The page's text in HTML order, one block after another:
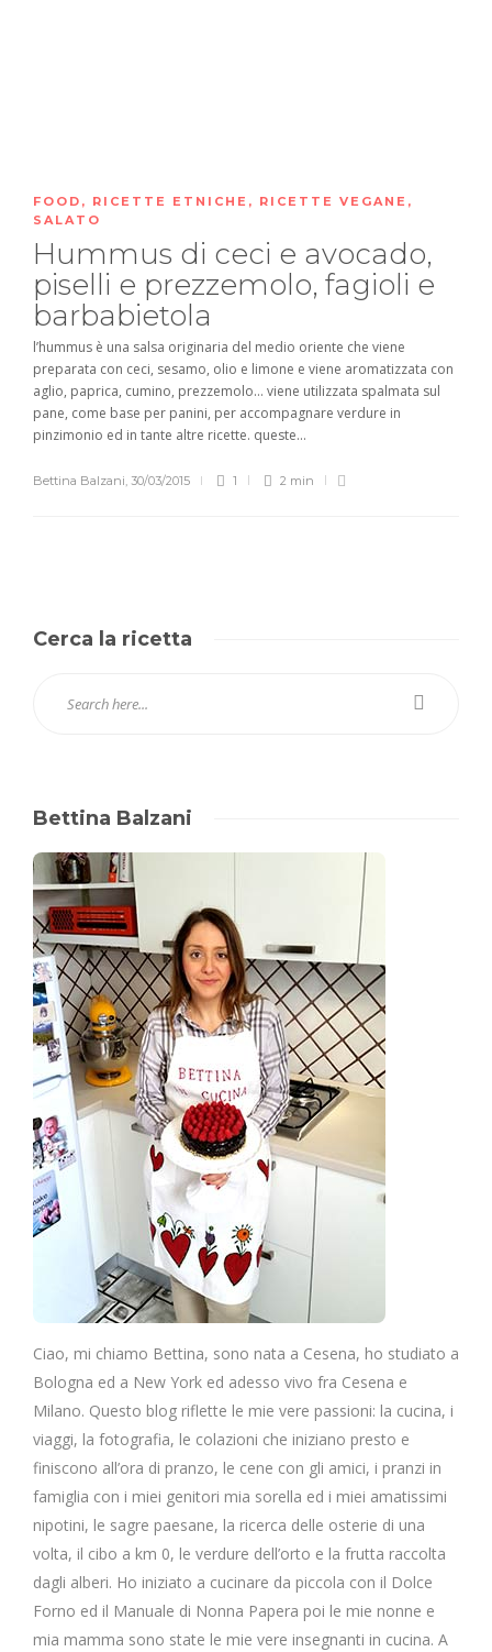
FOOD , RICETTE ETNICHE , RICETTE VEGANE ,
SALATO
Hummus di ceci e avocado,
piselli e prezzemolo, fagioli e
barbabietola
l’hummus è una salsa originaria del medio oriente che viene
preparata con ceci, sesamo, olio e limone e viene aromatizzata con
aglio, paprica, cumino, prezzemolo… viene utilizzata spalmata sul
pane, come base per panini, per accompagnare verdure in
pinzimonio ed in tante altre ricette. queste...
Bettina Balzani, 30/03/2015 1 2 min
Cerca la ricetta
Bettina Balzani
Ciao, mi chiamo Bettina, sono nata a Cesena, ho studiato a
Bologna ed a New York ed adesso vivo fra Cesena e
Milano. Questo blog riflette le mie vere passioni: la cucina, i
viaggi, la fotografia, le colazioni che iniziano presto e
finiscono all’ora di pranzo, le cene con gli amici, i pranzi in
famiglia con i miei genitori mia sorella ed i miei amatissimi
nipotini, le sagre paesane, la ricerca delle osterie di una
volta, il cibo a km 0, le verdure dell’orto e la frutta raccolta
dagli alberi. Ho iniziato a cucinare da piccola con il Dolce
Forno ed il Manuale di Nonna Papera poi le mie nonne e
mia mamma sono state le mie vere insegnanti in cucina. A